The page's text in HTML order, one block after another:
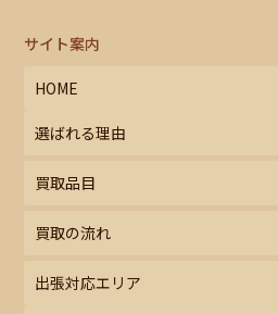
サイト案内
HOME
選ばれる理由
買取品目
買取の流れ
出張対応エリア